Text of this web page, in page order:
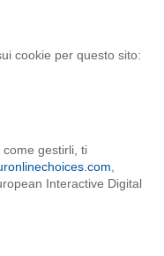
cookie per questo sito:
gestirli, ti
Interactive Digital